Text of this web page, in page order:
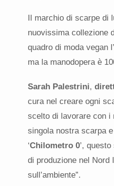
Il marchio di scarpe di
nuovissima collezione
quadro di moda vegan
ma la manodopera è
Sarah Palestrini,
cura nel creare ogni
scelto di lavorare con i
singola nostra scarpa
‘Chilometro 0’,
di produzione nel
sull’ambiente”.